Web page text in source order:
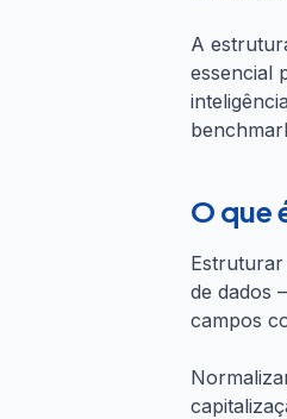
A
essencial
O que
de dados
campos